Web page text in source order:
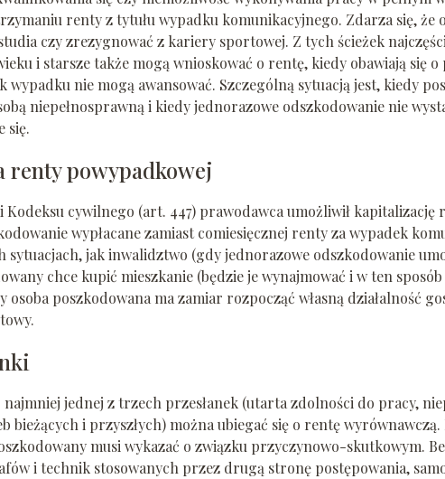
renty z tytułu wypadku komunikacyjnego. Zdarza się, że
czy zrezygnować z kariery sportowej. Z tych ścieżek
i starsze także mogą wnioskować o rentę, kiedy obawiają się o
wypadku nie mogą awansować. Szczególną sytuacją jest, kiedy
niepełnosprawną i kiedy jednorazowe odszkodowanie nie
się.
renty powypadkowej
Kodeksu cywilnego (art. 447) prawodawca umożliwił kapitalizację
wypłacane zamiast comiesięcznej renty za wypadek
sytuacjach, jak inwalidztwo (gdy jednorazowe odszkodowanie
chce kupić mieszkanie (będzie je wynajmować i w ten
osoba poszkodowana ma zamiar rozpocząć własną działalność
jednej z trzech przesłanek (utarta zdolności do pracy,
bieżących i przyszłych) można ubiegać się o rentę
musi wykazać o związku przyczynowo-skutkowym.
i technik stosowanych przez drugą stronę postępowania,